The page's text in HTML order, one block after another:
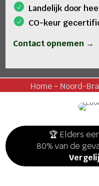
Landelijk door
CO-keur
Contact opnemen →
Home- Noord-
🏆 Elders
80% van de